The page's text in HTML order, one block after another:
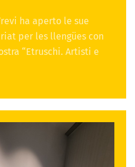
ha aperto le sue
per les llengües con
“Etruschi. Artisti e